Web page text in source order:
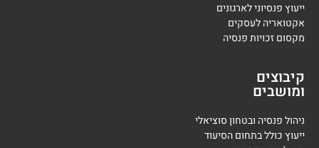
ייעוץ פנסיוני לארגונים
אקטואריה לעסקים
מקסום זכויות פנסיה
קיבוצים
ומושבים
ניהול פנסיה ובטחון סוציאלי
ייעוץ כולל בתחום הסיעוד